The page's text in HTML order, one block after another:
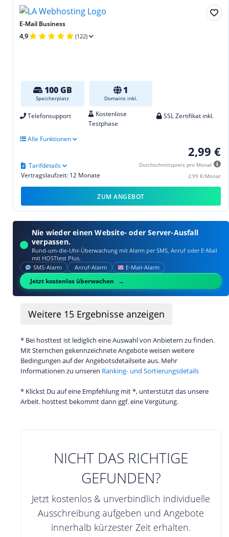
E-Mail Business
4,9 (122)
100 GB
Speicherplatz
1
Domains inkl.
Telefonsupport
Kostenlose
Testphase
SSL Zertifikat inkl.
Alle Funktionen
2,99 €
Durchschnittspreis pro Monat
2,99 €/Monat
Vertragslaufzeit: 12 Monate
Tarifdetails
ZUM ANGEBOT
Nie wieder einen Website- oder Server-Ausfall
verpassen.
Rund-um-die-Uhr-Überwachung mit Alarm per SMS, Anruf oder E‑Mail
mit HOSTtest Plus.
SMS‑Alarm Anruf‑Alarm E‑Mail‑Alarm
Jetzt kostenlos überwachen
Weitere 15 Ergebnisse anzeigen
* Bei hosttest ist lediglich eine Auswahl von Anbietern zu finden.
Mit Sternchen gekennzeichnete Angebote weisen weitere
Bedingungen auf der Angebotsdetailseite aus. Mehr
Informationen zu unseren Ranking- und Sortierungsdetails
* Klickst Du auf eine Empfehlung mit *, unterstützt das unsere
Arbeit. hosttest bekommt dann ggf. eine Vergütung.
NICHT DAS RICHTIGE
GEFUNDEN?
Jetzt kostenlos & unverbindlich individuelle
Ausschreibung aufgeben und Angebote
innerhalb kürzester Zeit erhalten.